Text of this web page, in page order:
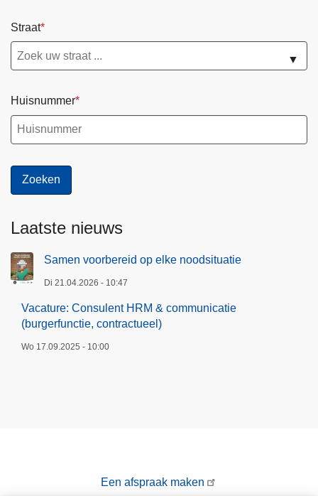
Straat
▼
Huisnummer
Laatste nieuws
Samen voorbereid op elke noodsituatie
Di 21.04.2026 - 10:47
Vacature: Consulent HRM & communicatie
(burgerfunctie, contractueel)
Wo 17.09.2025 - 10:00
Een afspraak maken